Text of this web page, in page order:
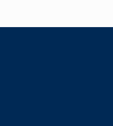
les indésirables.